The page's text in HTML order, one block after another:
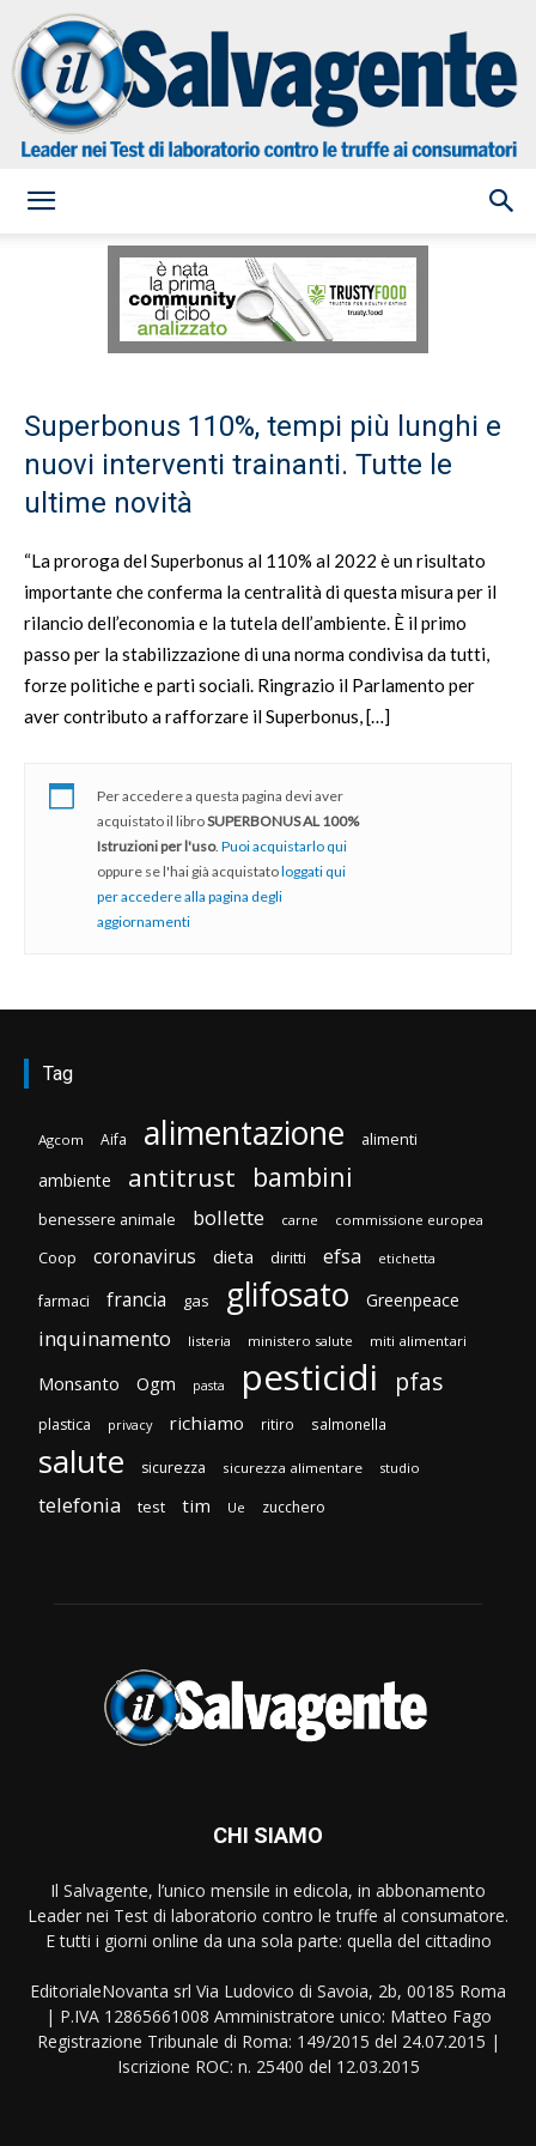
Salvagente
Superbonus 110%, tempi più lunghi e
nuovi interventi trainanti. Tutte le
ultime novità
“La proroga del Superbonus al 110% al 2022 è un risultato
importante che conferma la centralità di questa misura per il
rilancio dell’economia e la tutela dell’ambiente. È il primo
passo per la stabilizzazione di una norma condivisa da tutti,
forze politiche e parti sociali. Ringrazio il Parlamento per
aver contributo a rafforzare il Superbonus, […]
Per accedere a questa pagina devi aver
acquistato il libroSUPERBONUS AL 100%
Istruzioni per l'uso. Puoi acquistarlo qui
oppure se l'hai già acquistatologgati qui
per accedere alla pagina degli
aggiornamenti
Tag
Agcom Aifa alimentazione alimenti
ambiente antitrust bambini
benessere animale bollette carne commissione europea
Coop coronavirus dieta diritti efsa etichetta
farmaci francia gas glifosato Greenpeace
inquinamento listeria ministero salute miti alimentari
Monsanto Ogm pasta pesticidi pfas
plastica privacy richiamo ritiro salmonella
salute sicurezza sicurezza alimentare studio
telefonia test tim Ue zucchero
CHI SIAMO
Il Salvagente, l’unico mensile in edicola, in abbonamento
Leader nei Test di laboratorio contro le truffe al consumatore.
E tutti i giorni online da una sola parte: quella del cittadino
EditorialeNovanta srl Via Ludovico di Savoia, 2b, 00185 Roma
| P.IVA 12865661008 Amministratore unico: Matteo Fago
Registrazione Tribunale di Roma: 149/2015 del 24.07.2015 |
Iscrizione ROC: n. 25400 del 12.03.2015